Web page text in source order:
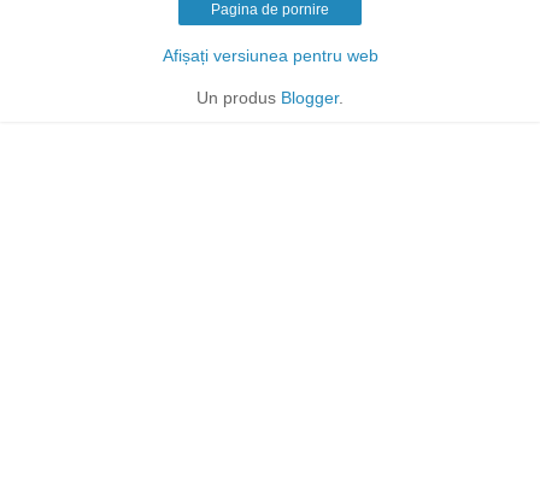
Pagina de pornire
Afișați versiunea pentru web
Un produs Blogger.